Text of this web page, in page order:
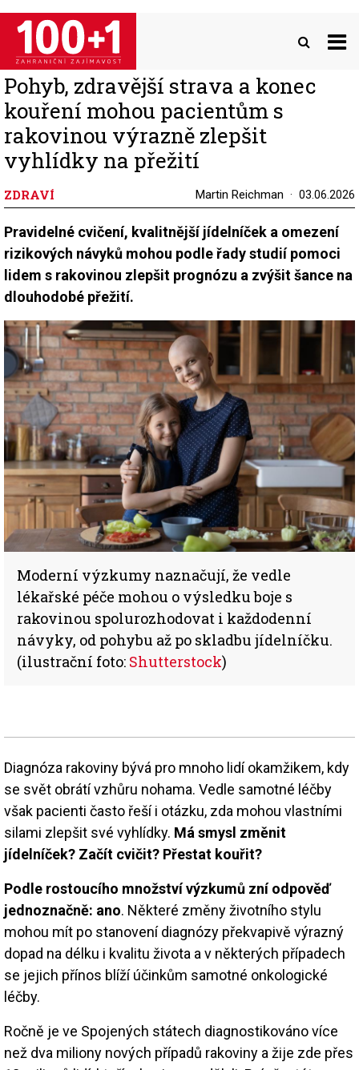
Přejít
hlavnímu
obsahu
Pohyb, zdravější strava a konec
kouření mohou pacientům s
rakovinou výrazně zlepšit
vyhlídky na přežití
ZDRAVÍ Martin Reichman 03.06.2026
Pravidelné cvičení, kvalitnější jídelníček a omezení
rizikových návyků mohou podle řady studií pomoci
lidem s rakovinou zlepšit prognózu a zvýšit šance na
dlouhodobé přežití.
Moderní výzkumy naznačují, že vedle
lékařské péče mohou o výsledku boje s
rakovinou spolurozhodovat i každodenní
návyky, od pohybu až po skladbu jídelníčku.
(ilustrační foto: Shutterstock)
Diagnóza rakoviny bývá pro mnoho lidí okamžikem, kdy
se svět obrátí vzhůru nohama. Vedle samotné léčby
však pacienti často řeší i otázku, zda mohou vlastními
silami zlepšit své vyhlídky. Má smysl změnit
jídelníček? Začít cvičit? Přestat kouřit?
Podle rostoucího množství výzkumů zní odpověď
jednoznačně: ano. Některé změny životního stylu
mohou mít po stanovení diagnózy překvapivě výrazný
dopad na délku i kvalitu života a v některých případech
se jejich přínos blíží účinkům samotné onkologické
léčby.
Ročně je ve Spojených státech diagnostikováno více
než dva miliony nových případů rakoviny a žije zde přes